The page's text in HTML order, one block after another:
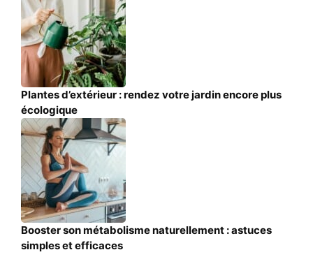
Plantes d’extérieur : rendez votre jardin encore plus
écologique
Booster son métabolisme naturellement : astuces
simples et efficaces